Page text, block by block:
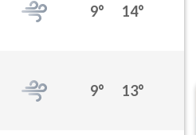
9° 14°
9° 13°